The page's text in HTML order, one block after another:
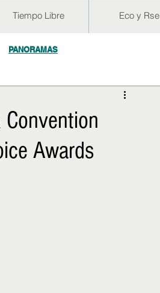
Tiempo Libre Eco y Rse
PANORAMAS
ENTREVISTAS
Awards